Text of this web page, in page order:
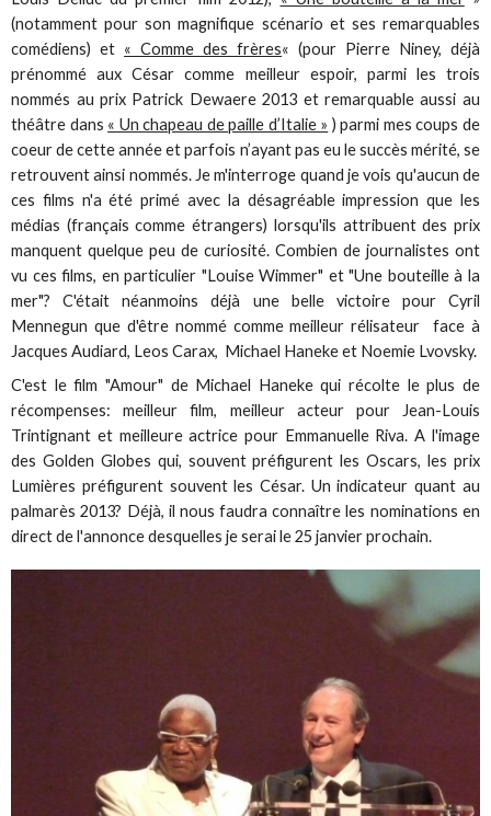
(notamment pour son magnifique scénario et ses remarquables
comédiens) et « Comme des frères« (pour Pierre Niney, déjà
prénommé aux César comme meilleur espoir, parmi les trois
nommés au prix Patrick Dewaere 2013 et remarquable aussi au
théâtre dans « Un chapeau de paille d’Italie » ) parmi mes coups de
coeur de cette année et parfois n’ayant pas eu le succès mérité, se
retrouvent ainsi nommés. Je m'interroge quand je vois qu'aucun de
ces films n'a été primé avec la désagréable impression que les
médias (français comme étrangers) lorsqu'ils attribuent des prix
manquent quelque peu de curiosité. Combien de journalistes ont
vu ces films, en particulier "Louise Wimmer" et "Une bouteille à la
mer"? C'était néanmoins déjà une belle victoire pour Cyril
Mennegun que d'être nommé comme meilleur rélisateur face à
Jacques Audiard, Leos Carax, Michael Haneke et Noemie Lvovsky.
C'est le film "Amour" de Michael Haneke qui récolte le plus de
récompenses: meilleur film, meilleur acteur pour Jean-Louis
Trintignant et meilleure actrice pour Emmanuelle Riva. A l'image
des Golden Globes qui, souvent préfigurent les Oscars, les prix
Lumières préfigurent souvent les César. Un indicateur quant au
palmarès 2013? Déjà, il nous faudra connaître les nominations en
direct de l'annonce desquelles je serai le 25 janvier prochain.